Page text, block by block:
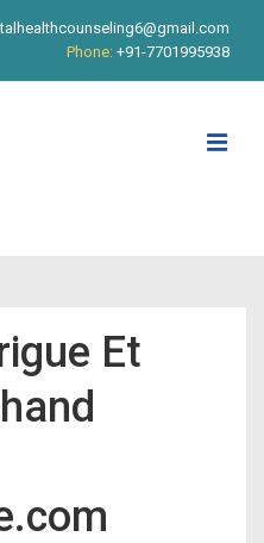
Phone: +91-7701995938
Et